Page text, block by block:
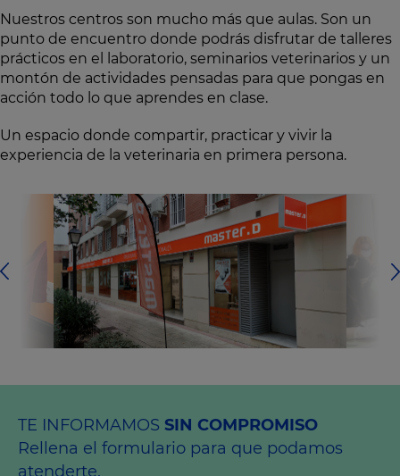
Nuestros centros son mucho más que aulas. Son un
punto de encuentro donde podrás disfrutar de talleres
prácticos en el laboratorio, seminarios veterinarios y un
montón de actividades pensadas para que pongas en
acción todo lo que aprendes en clase.
Un espacio donde compartir, practicar y vivir la
experiencia de la veterinaria en primera persona.
TE INFORMAMOS SIN COMPROMISO
Rellena el formulario para que podamos
atenderte.